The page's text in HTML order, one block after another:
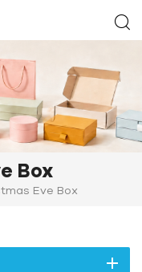
Box
Eve Box